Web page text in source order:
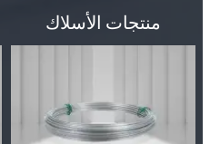
منتجات الأسلاك